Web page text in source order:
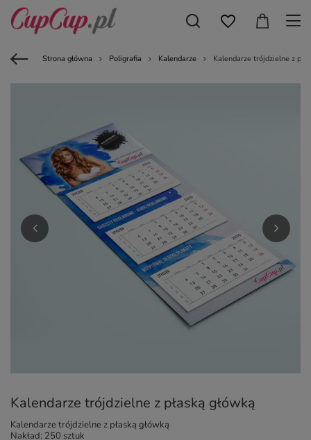
Strona główna Poligrafia Kalendarze Kalendarze trójdzielne z
Kalendarze trójdzielne z płaską główką
Kalendarze trójdzielne z płaską główką
Nakład: 250 sztuk